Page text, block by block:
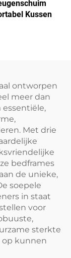
Kussen
ontworpen
meer dan
Met drie
bedframes
de unieke,
soepele
in staat
voor
sterkte
op kunnen